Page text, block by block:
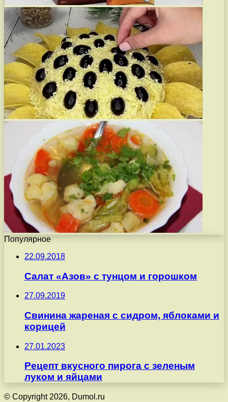
Популярное
22.09.2018
Салат «Азов» с тунцом и горошком
27.09.2019
Свинина жареная с сидром, яблоками и
корицей
27.01.2023
Рецепт вкусного пирога с зеленым
луком и яйцами
© Copyright 2026, Dumol.ru